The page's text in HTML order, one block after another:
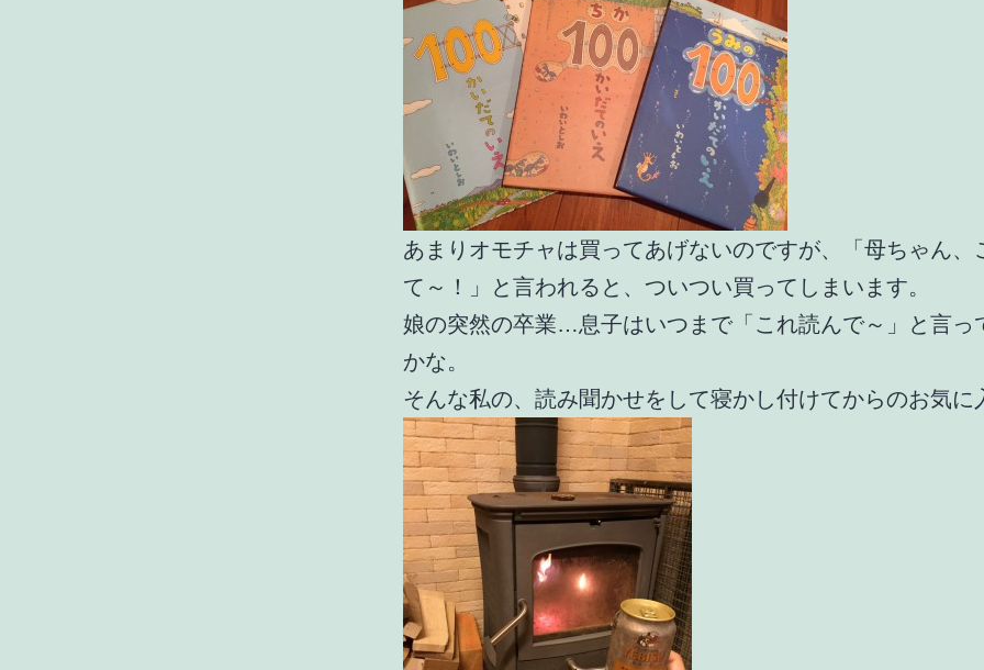
あまりオモチャは買ってあげないのですが、「母ちゃん、
て～！」と言われると、ついつい買ってしまいます。
娘の突然の卒業…息子はいつまで「これ読んで～」と言っ
かな。
そんな私の、読み聞かせをして寝かし付けてからのお気に